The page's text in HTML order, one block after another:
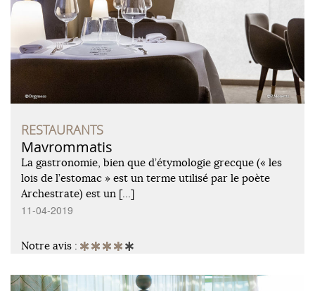
RESTAURANTS
Mavrommatis
La gastronomie, bien que d’étymologie grecque (« les
lois de l’estomac » est un terme utilisé par le poète
Archestrate) est un […]
11-04-2019
Notre avis :